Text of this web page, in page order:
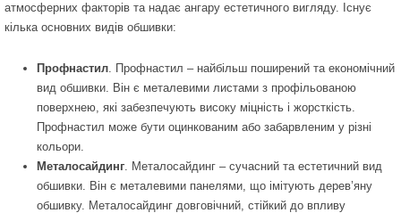
атмосферних факторів та надає ангару естетичного вигляду. Існує
кілька основних видів обшивки:
Профнастил. Профнастил – найбільш поширений та економічний
вид обшивки. Він є металевими листами з профільованою
поверхнею, які забезпечують високу міцність і жорсткість.
Профнастил може бути оцинкованим або забарвленим у різні
кольори.
Металосайдинг. Металосайдинг – сучасний та естетичний вид
обшивки. Він є металевими панелями, що імітують дерев’яну
обшивку. Металосайдинг довговічний, стійкий до впливу